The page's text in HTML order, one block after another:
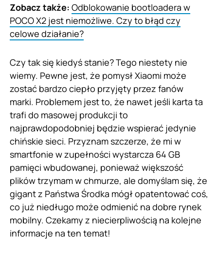
Zobacz także: Odblokowanie bootloadera w
POCO X2 jest niemożliwe. Czy to błąd czy
celowe działanie?
Czy tak się kiedyś stanie? Tego niestety nie
wiemy. Pewne jest, że pomysł Xiaomi może
zostać bardzo ciepło przyjęty przez fanów
marki. Problemem jest to, że nawet jeśli karta ta
trafi do masowej produkcji to
najprawdopodobniej będzie wspierać jedynie
chińskie sieci. Przyznam szczerze, że mi w
smartfonie w zupełności wystarcza 64 GB
pamięci wbudowanej, ponieważ większość
plików trzymam w chmurze, ale domyślam się, że
gigant z Państwa Środka mógł opatentować coś,
co już niedługo może odmienić na dobre rynek
mobilny. Czekamy z niecierpliwością na kolejne
informacje na ten temat!